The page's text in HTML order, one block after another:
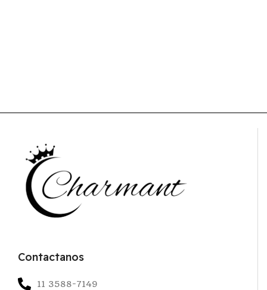
Contactanos
11 3588-7149